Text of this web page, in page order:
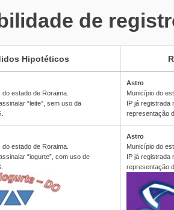
de
Hipotéticos
estado de Roraima.
“leite”, sem uso da
Astro
Município do
IP já registrada
representação
estado de Roraima.
“iogurte”, com uso de
Astro
Município do
IP já registrada
representação